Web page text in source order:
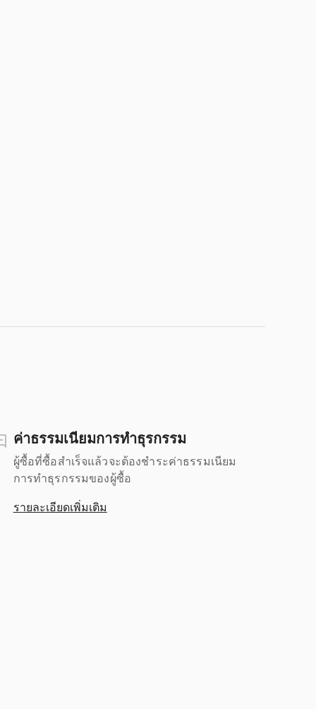
ค่าธรรมเนียมการทำธุรกรรม
ผู้ซื้อที่ซื้อสำเร็จแล้วจะต้องชำระค่าธรรมเนียม
การทำธุรกรรมของผู้ซื้อ
รายละเอียดเพิ่มเติม